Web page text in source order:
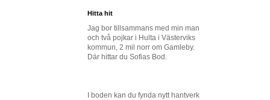
Hitta hit
Jag bor tillsammans med min man
och två pojkar i Hulta i Västerviks
kommun, 2 mil norr om Gamleby.
Där hittar du Sofias Bod.
I boden kan du fynda nytt hantverk